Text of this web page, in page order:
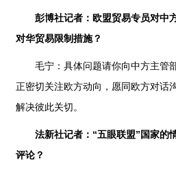
彭博社记者：欧盟贸易专员对中
对华贸易限制措施？
毛宁：具体问题请你向中方主管
正密切关注欧方动向，愿同欧方对话
解决彼此关切。
法新社记者：“五眼联盟”国家的
评论？